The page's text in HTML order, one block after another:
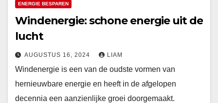
ENERGIE BESPAREN
Windenergie: schone energie uit de
lucht
AUGUSTUS 16, 2024 LIAM
Windenergie is een van de oudste vormen van
hernieuwbare energie en heeft in de afgelopen
decennia een aanzienlijke groei doorgemaakt.